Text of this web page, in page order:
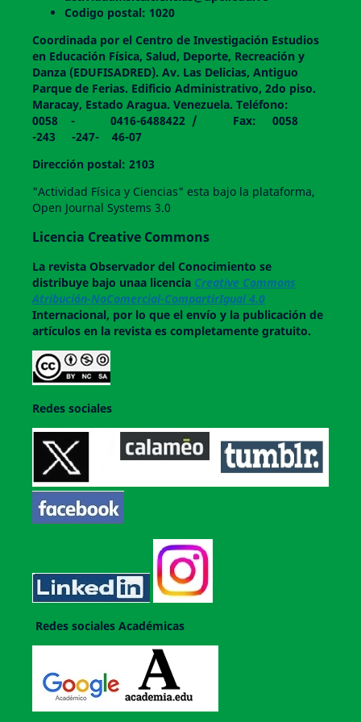
Codigo postal: 1020
Coordinada por el Centro de Investigación Estudios
en Educación Física, Salud, Deporte, Recreación y
Danza (EDUFISADRED). Av. Las Delicias, Antiguo
Parque de Ferias. Edificio Administrativo, 2do piso.
Maracay, Estado Aragua. Venezuela. Teléfono:
0058 - 0416-6488422 / Fax: 0058
-243 -247- 46-07
Dirección postal: 2103
"Actividad Física y Ciencias" esta bajo la plataforma,
Open Journal Systems 3.0
Licencia Creative Commons
La revistaObservador del Conocimiento se
distribuye bajo unaa licencia Creative Commons
Atribución-NoComercial-CompartirIgual 4.0
Internacional, por lo que el envío y la publicación de
artículos en la revista es completamente gratuito.
Redes sociales
Redes sociales Académicas